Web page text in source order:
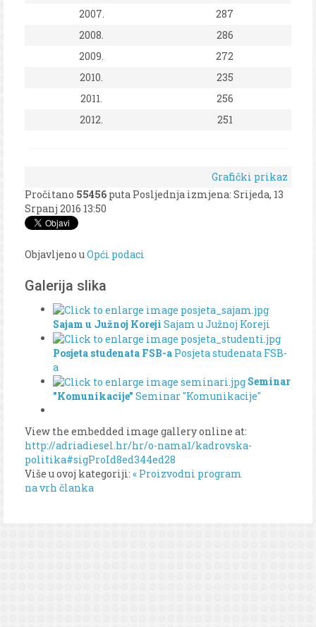
2007.
287
2008.
286
2009.
272
2010.
235
2011.
256
2012.
251
Grafički prikaz
Pročitano 55456 puta Posljednja izmjena: Srijeda, 13
Srpanj 2016 13:50
Objavljeno uOpći podaci
Galerija slika
Sajam u Južnoj Koreji Sajam u Južnoj Koreji
Posjeta studenata FSB-a Posjeta studenata FSB-
a
Seminar
"Komunikacije" Seminar "Komunikacije"
View the embedded image gallery online at:
http://adriadiesel.hr/hr/o-nama1/kadrovska-
politika#sigProId8ed344ed28
Više u ovoj kategoriji: « Proizvodni program
na vrh članka